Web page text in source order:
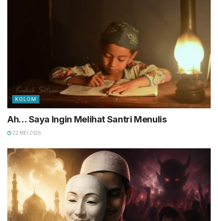
KOLOM
Ah… Saya Ingin Melihat Santri Menulis
22 MEI 2026